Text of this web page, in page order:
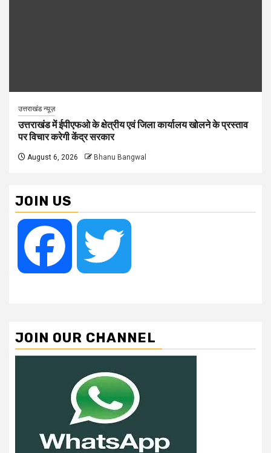
उत्तराखंड न्यूज़
उत्तराखंड में ईपीएफओ के क्षेत्रीय एवं जिला कार्यालय खोलने के प्रस्ताव
पर विचार करेगी केंद्र सरकार
August 6, 2026 Bhanu Bangwal
JOIN US
Facebook
JOIN OUR CHANNEL